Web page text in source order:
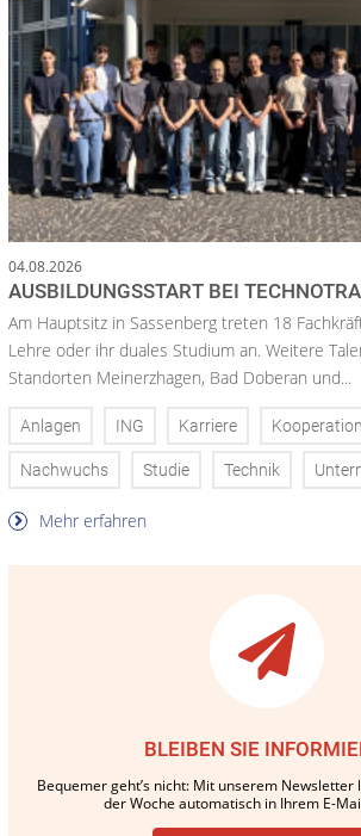
04.08.2026
AUSBILDUNGSSTART BEI
Am Hauptsitz in Sassenberg treten 18
Lehre oder ihr duales Studium an. Weitere
Standorten Meinerzhagen, Bad Doberan und...
Anlagen ING Karriere Kooperation
Nachwuchs Studie Technik
Mehr erfahren
BLEIBEN SIE
Bequemer geht’s nicht: Mit unserem Newsletter
der Woche automatisch in Ihrem E-